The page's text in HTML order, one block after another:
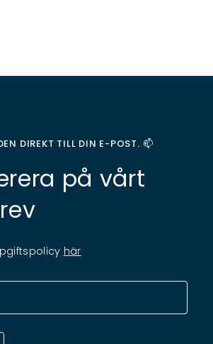
DIREKT TILL DIN E-POST. 📫
på vårt
här